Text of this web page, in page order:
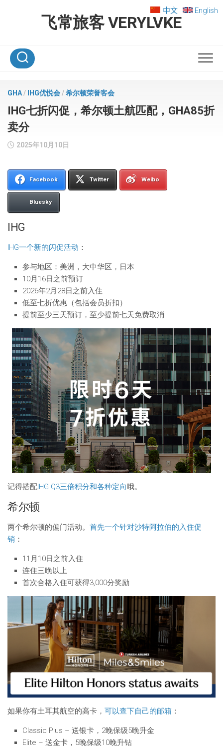
飞常旅客 VERYLVKE
中文 English
GHA/ IHG优悦会/希尔顿荣誉客会
IHG七折闪促，希尔顿土航匹配，GHA85折
卖分
2025年10月10日
Facebook Twitter Weibo
Bluesky
IHG
IHG一个新的闪促活动 ：
参与地区：美洲，大中华区，日本
10月16日之前预订
2026年2月28日之前入住
低至七折优惠（包括会员折扣）
提前至少三天预订，至少提前七天免费取消
记得搭配IHG Q3三倍积分和各种定向哦。
希尔顿
两个希尔顿的偏门活动。 首先一个针对沙特阿拉伯的入住促
销 ：
11月10日之前入住
连住三晚以上
首次合格入住可获得3,000分奖励
如果你有土耳其航空的高卡， 可以查下自己的邮箱 ：
Classic Plus – 送银卡，2晚保级5晚升金
Elite – 送金卡，5晚保级10晚升钻